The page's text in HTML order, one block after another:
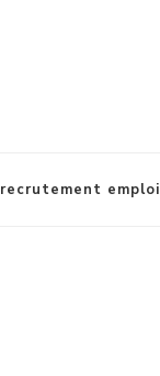
recrutement emploi